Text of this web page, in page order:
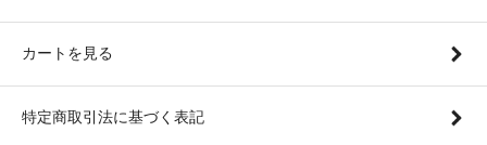
カートを見る
特定商取引法に基づく表記